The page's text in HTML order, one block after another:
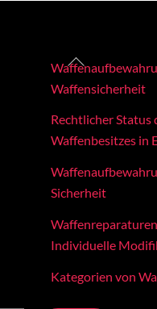
Back
Waffensicherheit
Rechtlicher Status
Waffenbesitzes in
Sicherheit
Individuelle
Kategorien von